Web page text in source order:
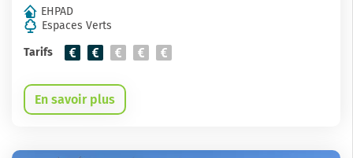
EHPAD
Espaces Verts
Tarifs
En savoir plus